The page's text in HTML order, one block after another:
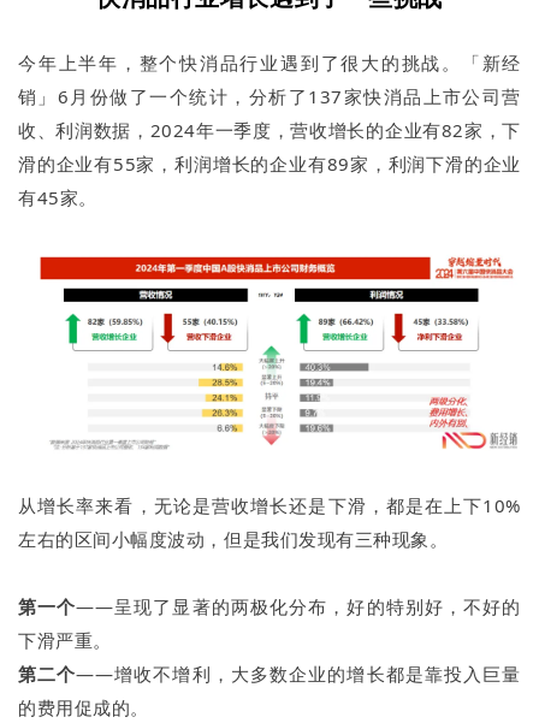
今年上半年，整个快消品行业遇到了很大的挑战。「新经
销」6月份做了一个统计，分析了137家快消品上市公司营
收、利润数据，2024年一季度，营收增长的企业有82家，下
滑的企业有55家，利润增长的企业有89家，利润下滑的企业
有45家。
从增长率来看，无论是营收增长还是下滑，都是在上下10%
左右的区间小幅度波动，但是我们发现有三种现象。
第一个——呈现了显著的两极化分布，好的特别好，不好的
下滑严重。
第二个——增收不增利，大多数企业的增长都是靠投入巨量
的费用促成的。